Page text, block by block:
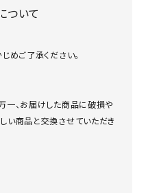
ついて
めご了承ください。
一、お届けした商品に破損や
い商品と交換させていただき